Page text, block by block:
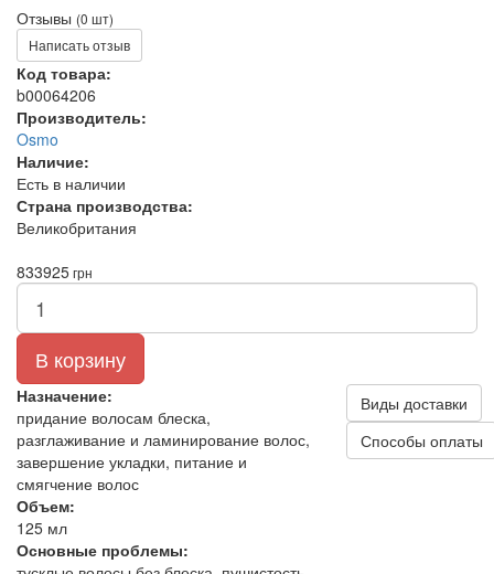
Отзывы (0 шт)
Написать отзыв
Код товара:
b00064206
Производитель:
Osmo
Наличие:
Есть в наличии
Страна производства:
Великобритания
833925грн
В корзину
Назначение:
придание волосам блеска,
разглаживание и ламинирование волос,
завершение укладки, питание и
смягчение волос
Объем:
125 мл
Основные проблемы:
Виды доставки
Способы оплаты